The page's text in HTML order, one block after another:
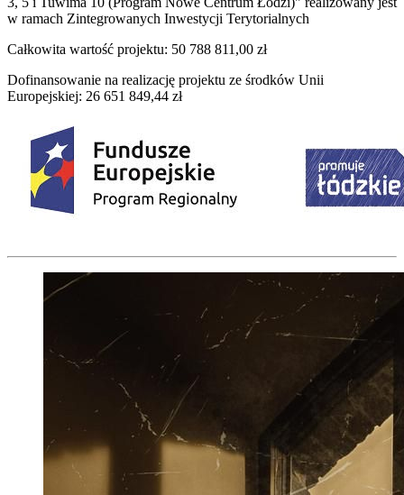
w ramach Zintegrowanych Inwestycji Terytorialnych
Całkowita wartość projektu: 50 788 811,00 zł
Dofinansowanie na realizację projektu ze środków Unii
Europejskiej: 26 651 849,44 zł